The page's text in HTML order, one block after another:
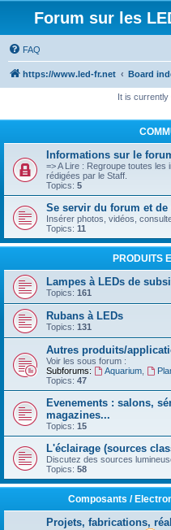
Forum sur les
FAQ
https://www.led-fr.net Board
It is currently
Informations sur le
=> A Lire : Regroupe toutes
rédigées par le Staff.
Topics: 5
Se servir du forum et
Insérer photos, vidéos,
Topics: 11
PRODUITS
Lampes à LEDs de
Topics: 161
Rubans à LEDs
Topics: 131
Autres produits/
Voir les sous forum :
Subforums:
Aquarium,
Topics: 47
Evenements : salons,
magazines...
Topics: 15
L'éclairage (sources
Discutez des sources
Topics: 58
Composants /
Projets, fabrications,